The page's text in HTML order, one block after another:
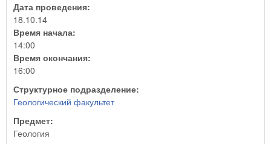
Дата проведения:
18.10.14
Время начала:
14:00
Время окончания:
16:00
Структурное подразделение:
Геологический факультет
Предмет:
Геология